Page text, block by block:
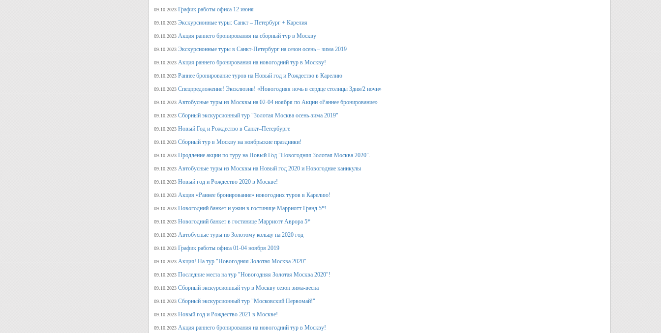
09.10.2023 График работы офиса 12 июня
09.10.2023 Экскурсионные туры: Санкт – Петербург + Карелия
09.10.2023 Акция раннего бронирования на сборный тур в Москву
09.10.2023 Экскурсионные туры в Санкт-Петербург на сезон осень – зима 2019
09.10.2023 Акция раннего бронирования на новогодний тур в Москву!
09.10.2023 Раннее бронирование туров на Новый год и Рождество в Карелию
09.10.2023 Спецпредложение! Эксклюзив! «Новогодняя ночь в сердце столицы 3дня/2 ночи»
09.10.2023 Автобусные туры из Москвы на 02-04 ноября по Акции «Раннее бронирование»
09.10.2023 Сборный экскурсионный тур "Золотая Москва осень-зима 2019"
09.10.2023 Новый Год и Рождество в Санкт–Петербурге
09.10.2023 Сборный тур в Москву на ноябрьские праздники!
09.10.2023 Продление акции по туру на Новый Год "Новогодняя Золотая Москва 2020".
09.10.2023 Автобусные туры из Москвы на Новый год 2020 и Новогодние каникулы
09.10.2023 Новый год и Рождество 2020 в Москве!
09.10.2023 Акция «Раннее бронирование» новогодних туров в Карелию!
09.10.2023 Новогодний банкет и ужин в гостинице Марриотт Гранд 5*!
09.10.2023 Новогодний банкет в гостинице Марриотт Аврора 5*
09.10.2023 Автобусные туры по Золотому кольцу на 2020 год
09.10.2023 График работы офиса 01-04 ноября 2019
09.10.2023 Акция! На тур "Новогодняя Золотая Москва 2020"
09.10.2023 Последние места на тур "Новогодняя Золотая Москва 2020"!
09.10.2023 Сборный экскурсионный тур в Москву сезон зима-весна
09.10.2023 Сборный экскурсионный тур "Московский Первомай!"
09.10.2023 Новый год и Рождество 2021 в Москве!
09.10.2023 Акция раннего бронирования на новогодний тур в Москву!